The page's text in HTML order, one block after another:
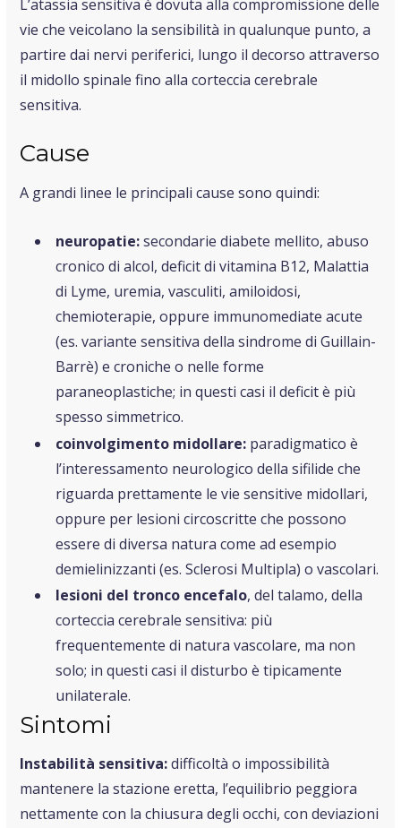
L’atassia sensitiva è dovuta alla compromissione delle
vie che veicolano la sensibilità in qualunque punto, a
partire dai nervi periferici, lungo il decorso attraverso
il midollo spinale fino alla corteccia cerebrale
sensitiva.
Cause
A grandi linee le principali cause sono quindi:
neuropatie:secondarie diabete mellito, abuso
cronico di alcol, deficit di vitamina B12, Malattia
di Lyme, uremia, vasculiti, amiloidosi,
chemioterapie, oppure immunomediate acute
(es. variante sensitiva della sindrome di Guillain-
Barrè) e croniche o nelle forme
paraneoplastiche; in questi casi il deficit è più
spesso simmetrico.
coinvolgimento midollare: paradigmatico è
l’interessamento neurologico della sifilide che
riguarda prettamente le vie sensitive midollari,
oppure per lesioni circoscritte che possono
essere di diversa natura come ad esempio
demielinizzanti (es. Sclerosi Multipla) o vascolari.
lesioni del tronco encefalo, del talamo, della
corteccia cerebrale sensitiva: più
frequentemente di natura vascolare, ma non
solo; in questi casi il disturbo è tipicamente
unilaterale.
Sintomi
Instabilità sensitiva:difficoltà o impossibilità
mantenere la stazione eretta, l’equilibrio peggiora
nettamente con la chiusura degli occhi, con deviazioni